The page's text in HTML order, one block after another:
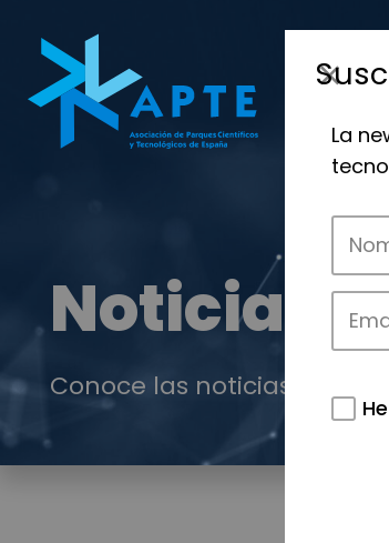
Noticias
Conoce las noticias más
La